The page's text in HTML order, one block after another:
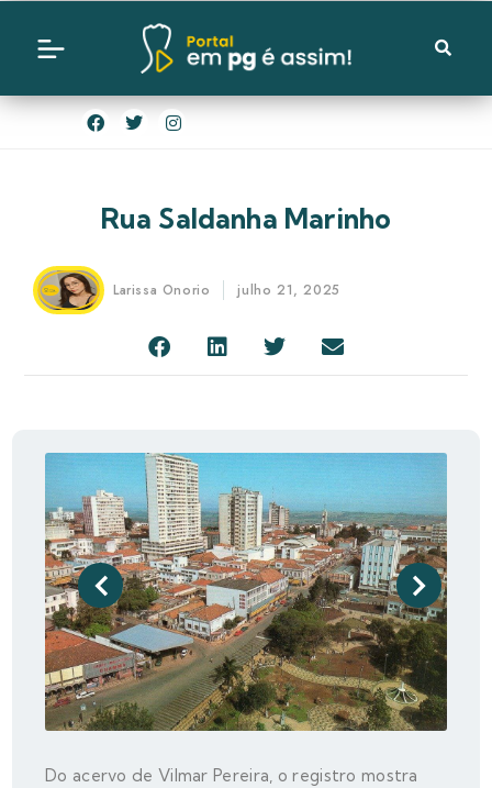
Rua Saldanha Marinho
Larissa Onorio julho 21, 2025
Do acervo de Vilmar Pereira, o registro mostra